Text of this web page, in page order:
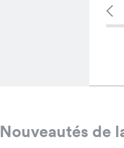
Nouveautés de